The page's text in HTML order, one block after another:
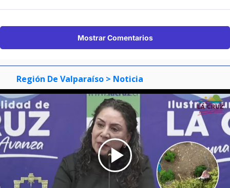
Mostrar Comentarios
Región De Valparaíso > Noticia